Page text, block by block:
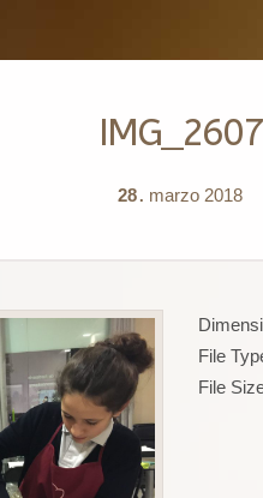
IMG_2607
28 . marzo 2018
File
File